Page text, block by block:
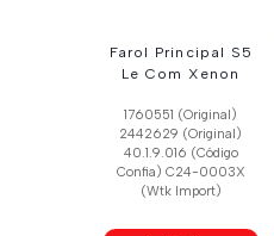
Farol Principal S5
Le Com Xenon
1760551 (Original)
2442629 (Original)
40.1.9.016 (Código
Confia) C24-0003X
(Wtk Import)